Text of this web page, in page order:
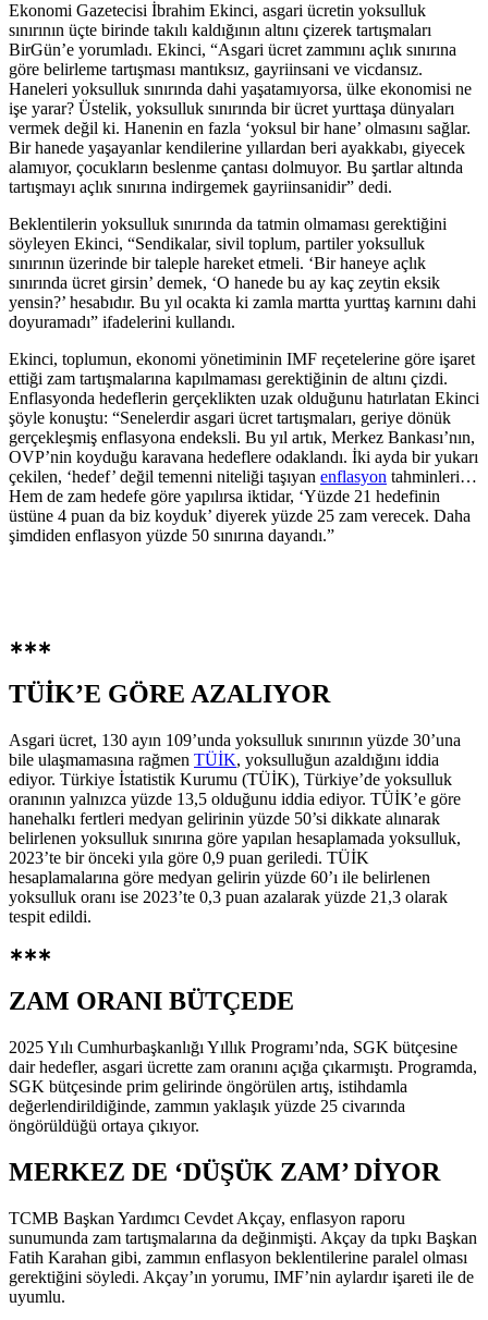
Ekonomi Gazetecisi İbrahim Ekinci, asgari ücretin yoksulluk
sınırının üçte birinde takılı kaldığının altını çizerek tartışmaları
BirGün’e yorumladı. Ekinci, “Asgari ücret zammını açlık sınırına
göre belirleme tartışması mantıksız, gayriinsani ve vicdansız.
Haneleri yoksulluk sınırında dahi yaşatamıyorsa, ülke ekonomisi ne
işe yarar? Üstelik, yoksulluk sınırında bir ücret yurttaşa dünyaları
vermek değil ki. Hanenin en fazla ‘yoksul bir hane’ olmasını sağlar.
Bir hanede yaşayanlar kendilerine yıllardan beri ayakkabı, giyecek
alamıyor, çocukların beslenme çantası dolmuyor. Bu şartlar altında
tartışmayı açlık sınırına indirgemek gayriinsanidir” dedi.
Beklentilerin yoksulluk sınırında da tatmin olmaması gerektiğini
söyleyen Ekinci, “Sendikalar, sivil toplum, partiler yoksulluk
sınırının üzerinde bir taleple hareket etmeli. ‘Bir haneye açlık
sınırında ücret girsin’ demek, ‘O hanede bu ay kaç zeytin eksik
yensin?’ hesabıdır. Bu yıl ocakta ki zamla martta yurttaş karnını dahi
doyuramadı” ifadelerini kullandı.
Ekinci, toplumun, ekonomi yönetiminin IMF reçetelerine göre işaret
ettiği zam tartışmalarına kapılmaması gerektiğinin de altını çizdi.
Enflasyonda hedeflerin gerçeklikten uzak olduğunu hatırlatan Ekinci
şöyle konuştu: “Senelerdir asgari ücret tartışmaları, geriye dönük
gerçekleşmiş enflasyona endeksli. Bu yıl artık, Merkez Bankası’nın,
OVP’nin koyduğu karavana hedeflere odaklandı. İki ayda bir yukarı
çekilen, ‘hedef’ değil temenni niteliği taşıyan enflasyon tahminleri…
Hem de zam hedefe göre yapılırsa iktidar, ‘Yüzde 21 hedefinin
üstüne 4 puan da biz koyduk’ diyerek yüzde 25 zam verecek. Daha
şimdiden enflasyon yüzde 50 sınırına dayandı.”
∗∗∗
TÜİK’E GÖRE AZALIYOR
Asgari ücret, 130 ayın 109’unda yoksulluk sınırının yüzde 30’una
bile ulaşmamasına rağmen TÜİK, yoksulluğun azaldığını iddia
ediyor. Türkiye İstatistik Kurumu (TÜİK), Türkiye’de yoksulluk
oranının yalnızca yüzde 13,5 olduğunu iddia ediyor. TÜİK’e göre
hanehalkı fertleri medyan gelirinin yüzde 50’si dikkate alınarak
belirlenen yoksulluk sınırına göre yapılan hesaplamada yoksulluk,
2023’te bir önceki yıla göre 0,9 puan geriledi. TÜİK
hesaplamalarına göre medyan gelirin yüzde 60’ı ile belirlenen
yoksulluk oranı ise 2023’te 0,3 puan azalarak yüzde 21,3 olarak
tespit edildi.
∗∗∗
ZAM ORANI BÜTÇEDE
2025 Yılı Cumhurbaşkanlığı Yıllık Programı’nda, SGK bütçesine
dair hedefler, asgari ücrette zam oranını açığa çıkarmıştı. Programda,
SGK bütçesinde prim gelirinde öngörülen artış, istihdamla
değerlendirildiğinde, zammın yaklaşık yüzde 25 civarında
öngörüldüğü ortaya çıkıyor.
MERKEZ DE ‘DÜŞÜK ZAM’ DİYOR
TCMB Başkan Yardımcı Cevdet Akçay, enflasyon raporu
sunumunda zam tartışmalarına da değinmişti. Akçay da tıpkı Başkan
Fatih Karahan gibi, zammın enflasyon beklentilerine paralel olması
gerektiğini söyledi. Akçay’ın yorumu, IMF’nin aylardır işareti ile de
uyumlu.